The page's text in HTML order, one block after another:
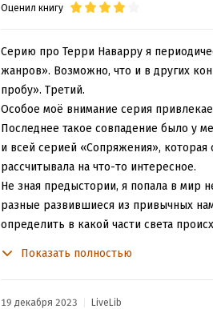
Детектив пытается понять, как и
Дело начинается с поиска останков
В общем Терри, как обычно, будет
раз даже Майклу повезёт с личной
Детектив интересный, небольшой,
приключения Терри, но эта книга
Оценил книгу
Серию про Терри Наварру я
жанров». Возможно, что и в других
пробу». Третий.
Особое моё внимание серия
Последнее такое совпадение было у
и всей серией «Сопряжения»,
рассчитывала на что-то интересное.
Не зная предыстории, я попала в мир
разные развившиеся из привычных
определить в какой части света
почтение.
Показать полностью
19 декабря 2023 LiveLib